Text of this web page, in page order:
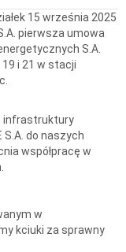
15 września 2025
pierwsza umowa
S.A.
i 21 w stacji
infrastruktury
do naszych
współpracę w
w
kciuki za sprawny